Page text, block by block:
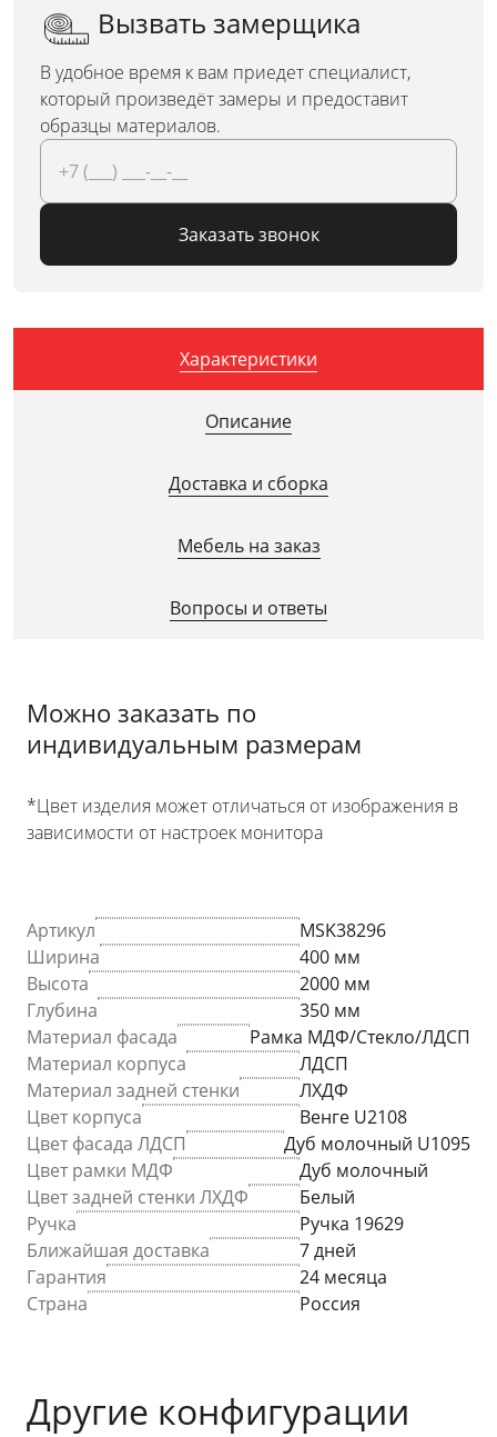
Вызвать замерщика
В удобное время к вам приедет специалист,
который произведёт замеры и предоставит
образцы материалов.
Заказать звонок
Характеристики
Описание
Доставка и сборка
Мебель на заказ
Вопросы и ответы
Можно заказать по
индивидуальным размерам
*Цвет изделия может отличаться от изображения в
зависимости от настроек монитора
Артикул
MSK38296
Ширина
400 мм
Высота
2000 мм
Глубина
350 мм
Материал фасада
Рамка МДФ/Стекло/ЛДСП
Материал корпуса
ЛДСП
Материал задней стенки
ЛХДФ
Цвет корпуса
Венге U2108
Цвет фасада ЛДСП
Дуб молочный U1095
Цвет рамки МДФ
Дуб молочный
Цвет задней стенки ЛХДФ
Белый
Ручка
Ручка 19629
Ближайшая доставка
7 дней
Гарантия
24 месяца
Страна
Россия
Другие конфигурации